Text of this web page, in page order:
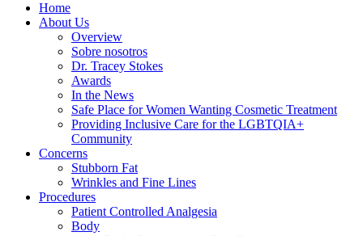
Home
About Us
Overview
Sobre nosotros
Dr. Tracey Stokes
Awards
In the News
Safe Place for Women Wanting Cosmetic Treatment
Providing Inclusive Care for the LGBTQIA+
Community
Concerns
Stubborn Fat
Wrinkles and Fine Lines
Procedures
Patient Controlled Analgesia
Body